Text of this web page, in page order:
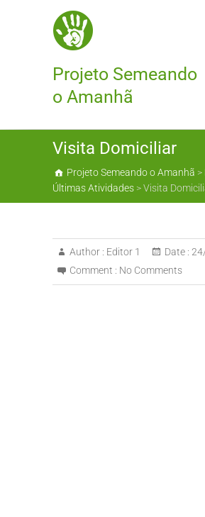
Projeto Semeando
o Amanhã
Visita Domiciliar
Projeto Semeando o Amanhã >
Últimas Atividades >Visita
Author : Editor 1 Date :
Comment : No Comments